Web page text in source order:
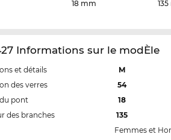
18 mm
Informations sur le modÈle
et détails
M
des verres
54
pont
18
des branches
135
Femmes et